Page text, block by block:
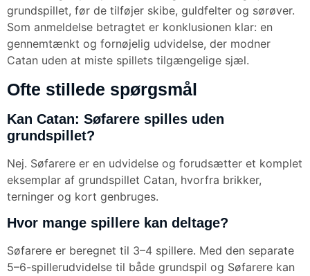
grundspillet, før de tilføjer skibe, guldfelter og sørøver.
Som anmeldelse betragtet er konklusionen klar: en
gennemtænkt og fornøjelig udvidelse, der modner
Catan uden at miste spillets tilgængelige sjæl.
Ofte stillede spørgsmål
Kan Catan: Søfarere spilles uden
grundspillet?
Nej. Søfarere er en udvidelse og forudsætter et komplet
eksemplar af grundspillet Catan, hvorfra brikker,
terninger og kort genbruges.
Hvor mange spillere kan deltage?
Søfarere er beregnet til 3–4 spillere. Med den separate
5–6-spillerudvidelse til både grundspil og Søfarere kan